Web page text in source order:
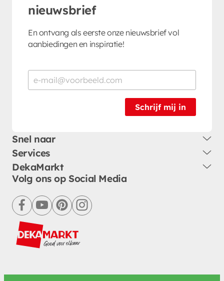
nieuwsbrief
En ontvang als eerste onze nieuwsbrief vol
aanbiedingen en inspiratie!
Schrijf mij in
Snel naar
Services
DekaMarkt
Volg ons op Social Media
facebookyoutubepinterestinstagram